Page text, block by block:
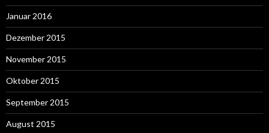
Januar 2016
Dezember 2015
November 2015
Oktober 2015
September 2015
August 2015